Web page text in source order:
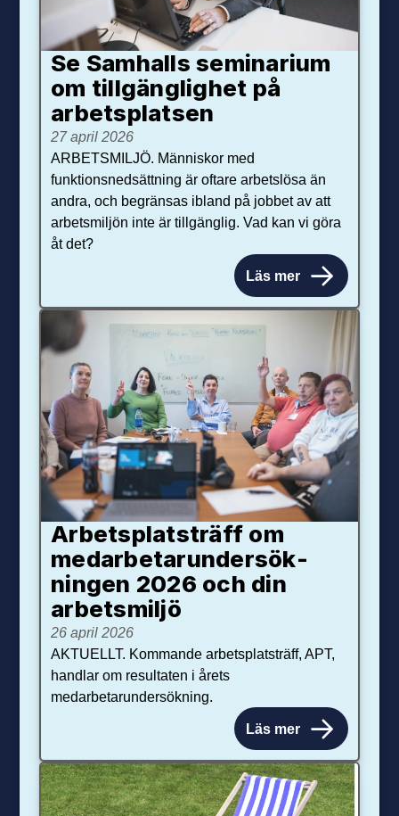
Se Samhalls seminarium
om tillgänglighet på
arbetsplatsen
27 april 2026
ARBETSMILJÖ. Människor med
funktionsnedsättning är oftare arbetslösa än
andra, och begränsas ibland på jobbet av att
arbetsmiljön inte är tillgänglig. Vad kan vi göra
åt det?
Läs mer
Arbetsplats­träff om
med­arbetar­under­sök­
ningen 2026 och din
arbets­miljö
26 april 2026
AKTUELLT. Kommande arbetsplatsträff, APT,
handlar om resultaten i årets
medarbetarundersökning.
Läs mer